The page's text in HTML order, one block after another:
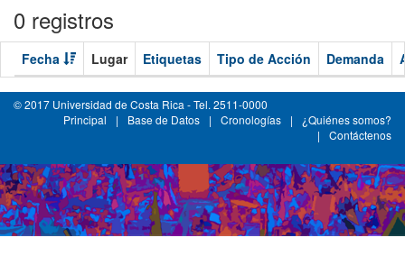
0 registros
Fecha Lugar Etiquetas Tipo de Acción Demanda
© 2017 Universidad de Costa Rica - Tel. 2511-0000
Principal
| Base de Datos | Cronologías |
¿Quiénes somos?
|
Contáctenos